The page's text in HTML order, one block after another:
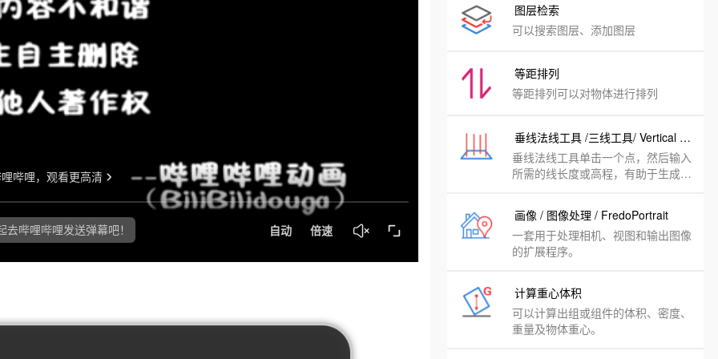
图层检索
可以搜索图层、添加图层
等距排列
等距排列可以对物体进行排列
垂线法线工具 /三线工具/ Vertical Line Tools
垂线法线工具单击一个点，然后输入
所需的线长度或高程，有助于生成垂
画像 / 图像处理 / FredoPortrait
一套用于处理相机、视图和输出图像
的扩展程序。
计算重心体积
可以计算出组或组件的体积、密度、
重量及物体重心。